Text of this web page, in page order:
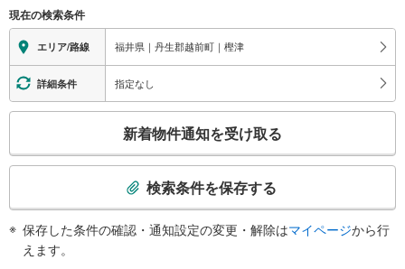
現在の検索条件
エリア/路線 福井県｜丹生郡越前町｜樫津
詳細条件 指定なし
検
新着物件通知を受け取る
検索条件を保存する
保存した条件の確認・通知設定の変更・解除はマイページから行
えます。